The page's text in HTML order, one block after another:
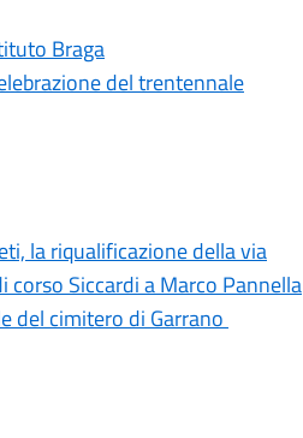
Braga
del trentennale
la riqualificazione della via
corso Siccardi a Marco Pannella
del cimitero di Garrano